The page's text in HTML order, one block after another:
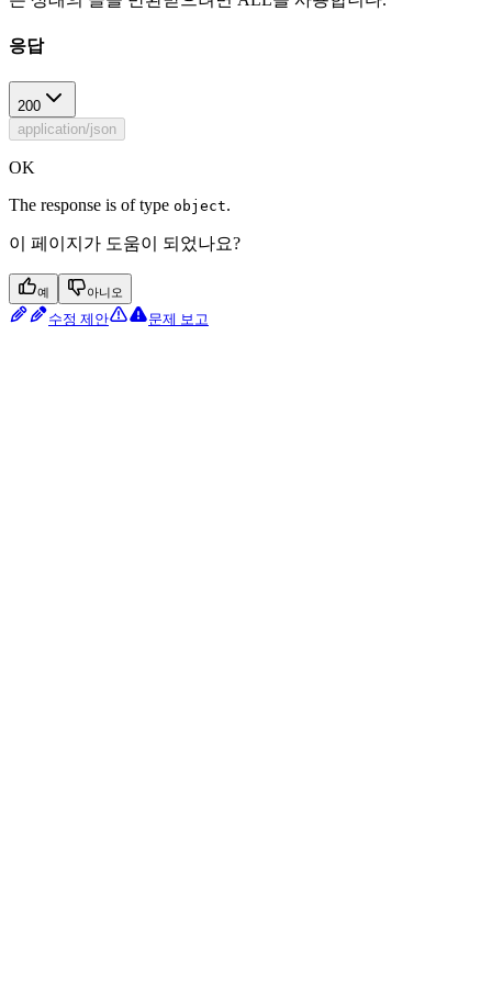
응답
200
application/json
OK
The response is of type object.
이 페이지가 도움이 되었나요?
예 아니오
수정 제안 문제 보고